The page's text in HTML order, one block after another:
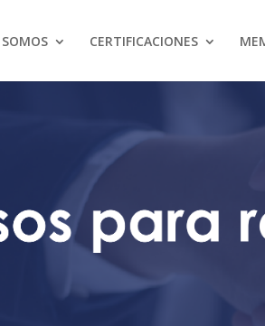
CERTIFICACIONES